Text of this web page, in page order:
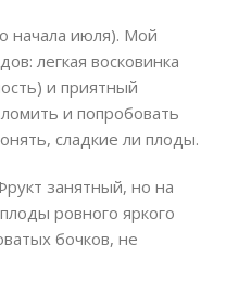
начала июля). Мой
легкая восковинка
и приятный
и попробовать
сладкие ли плоды.
занятный, но на
ровного яркого
бочков, не